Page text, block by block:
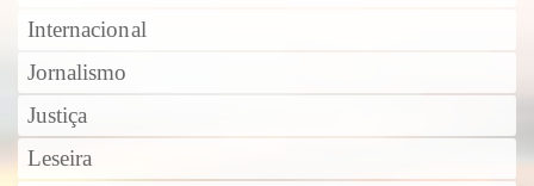
Internacional
Jornalismo
Justiça
Leseira